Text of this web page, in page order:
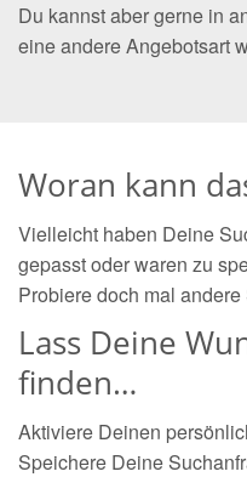
Du kannst aber gerne in
eine andere Angebotsart
Woran kann
Vielleicht haben Deine
gepasst oder waren zu
Probiere doch mal
Lass Deine
finden…
Aktiviere Deinen
Speichere Deine